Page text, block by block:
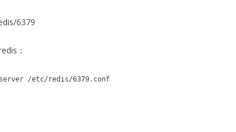
6379
：
/etc/redis/6379.conf